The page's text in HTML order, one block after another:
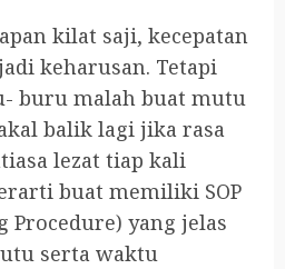
kilat saji, kecepatan
keharusan. Tetapi
buru malah buat mutu
balik lagi jika rasa
lezat tiap kali
buat memiliki SOP
Procedure) yang jelas
serta waktu